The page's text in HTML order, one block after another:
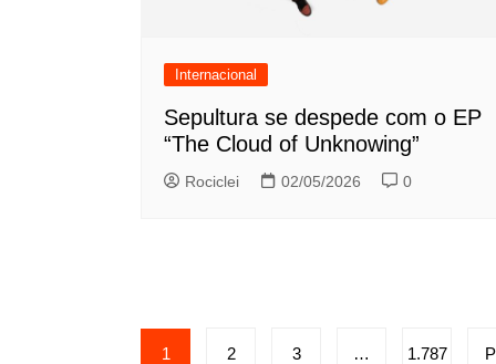
Internacional
Sepultura se despede com o EP
“The Cloud of Unknowing”
Rociclei 02/05/2026 0
Paginação
1 2 3 … 1.787